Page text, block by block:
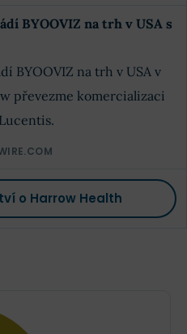
BYOOVIZ na trh v USA s
BYOOVIZ na trh v USA v
převezme komercializaci
o Harrow Health